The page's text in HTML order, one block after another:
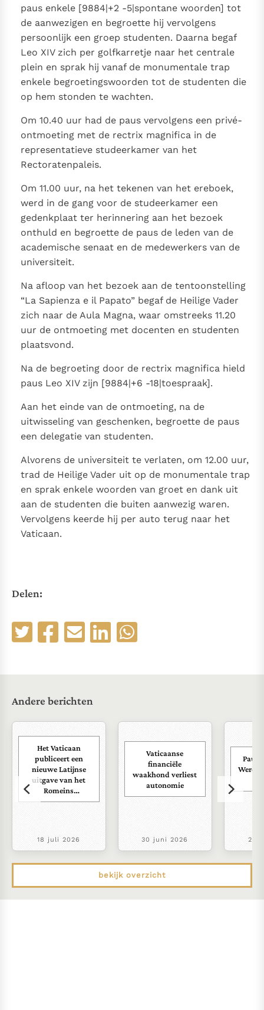
RK Documenten stelt heel veel belangrijke
kerkelijke documenten van de Rooms
Katholieke Kerk in het Nederlands beschikbaar
en is volledig afhankelijk van donaties.
Ik help mee!
paus enkele [9884|+2 -5|spontane woorden] tot
de aanwezigen en begroette hij vervolgens
persoonlijk een groep studenten. Daarna begaf
Leo XIV zich per golfkarretje naar het centrale
plein en sprak hij vanaf de monumentale trap
enkele begroetingswoorden tot de studenten die
op hem stonden te wachten.
Om 10.40 uur had de paus vervolgens een privé-
ontmoeting met de rectrix magnifica in de
representatieve studeerkamer van het
Rectoratenpaleis.
Om 11.00 uur, na het tekenen van het ereboek,
werd in de gang voor de studeerkamer een
gedenkplaat ter herinnering aan het bezoek
onthuld en begroette de paus de leden van de
academische senaat en de medewerkers van de
universiteit.
Na afloop van het bezoek aan de tentoonstelling
“La Sapienza e il Papato” begaf de Heilige Vader
zich naar de Aula Magna, waar omstreeks 11.20
uur de ontmoeting met docenten en studenten
plaatsvond.
Na de begroeting door de rectrix magnifica hield
paus Leo XIV zijn [9884|+6 -18|toespraak].
Aan het einde van de ontmoeting, na de
uitwisseling van geschenken, begroette de paus
een delegatie van studenten.
Alvorens de universiteit te verlaten, om 12.00 uur,
trad de Heilige Vader uit op de monumentale trap
en sprak enkele woorden van groet en dank uit
aan de studenten die buiten aanwezig waren.
Vervolgens keerde hij per auto terug naar het
Vaticaan.
Delen:
Andere berichten
Het Vaticaan
publiceert een
nieuwe Latijnse
uitgave van het
Romeins
martyrologium
18 juli 2026
Vaticaanse
financiële
waakhond verliest
autonomie
30 juni 2026
Paus
22
bekijk overzicht